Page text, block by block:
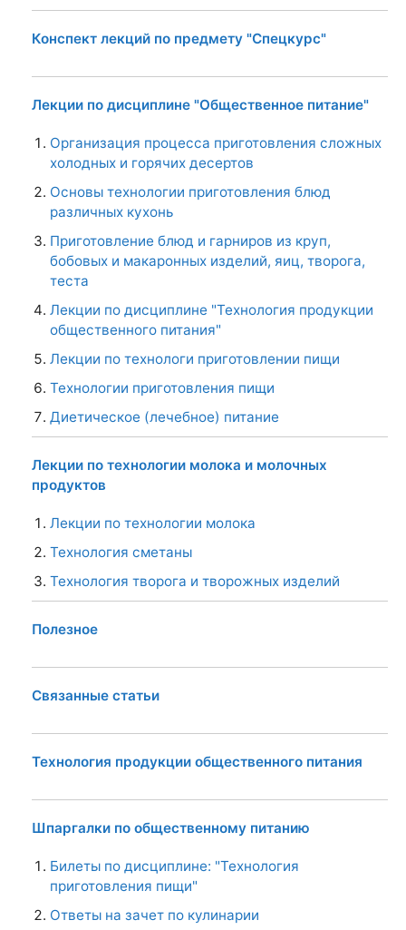
Конспект лекций по предмету "Спецкурс"
Лекции по дисциплине "Общественное питание"
Организация процесса приготовления сложных
холодных и горячих десертов
Основы технологии приготовления блюд
различных кухонь
Приготовление блюд и гарниров из круп,
бобовых и макаронных изделий, яиц, творога,
теста
Лекции по дисциплине "Технология продукции
общественного питания"
Лекции по технологи приготовлении пищи
Технологии приготовления пищи
Диетическое (лечебное) питание
Лекции по технологии молока и молочных
продуктов
Лекции по технологии молока
Технология сметаны
Технология творога и творожных изделий
Полезное
Связанные статьи
Технология продукции общественного питания
Шпаргалки по общественному питанию
Билеты по дисциплине: "Технология
приготовления пищи"
Ответы на зачет по кулинарии